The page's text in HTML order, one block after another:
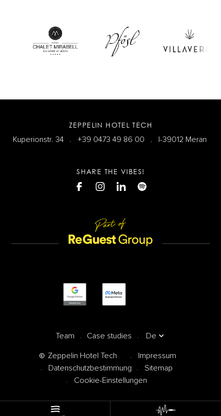
SHARE THE VIBES!
ZEPPELIN HOTEL TECH
Kuperionstr. 34 . +39 0473 49 86 00 . I-39012 Meran
Team Case studies De
Zeppelin Hotel Tech
Impressum
Datenschutzbestimmung
Sitemap
Cookie-Einstellungen